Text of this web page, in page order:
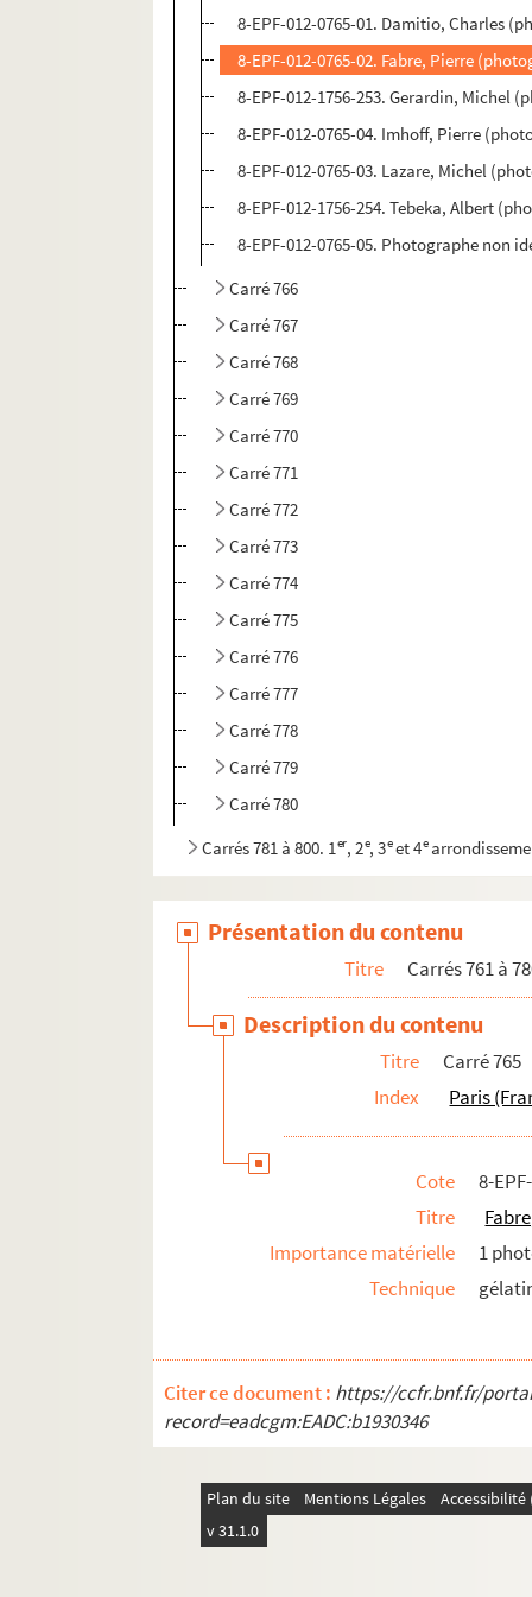
8-EPF-012-0765-01. Damitio, Charles
8-EPF-012-0765-02. Fabre, Pierre
8-EPF-012-1756-253. Gerardin, Michel
8-EPF-012-0765-04. Imhoff, Pierre
8-EPF-012-0765-03. Lazare, Michel
8-EPF-012-1756-254. Tebeka, Albert
8-EPF-012-0765-05. Photographe non
Carré 766
Carré 767
Carré 768
Carré 769
Carré 770
Carré 771
Carré 772
Carré 773
Carré 774
Carré 775
Carré 776
Carré 777
Carré 778
Carré 779
Carré 780
Carrés 781 à 800. 1er, 2e, 3eet 4e
Carrés 821 à 840. 11
et 20
arrondissements
Carrés 841 à 860. 11 et 20
arrondissements
Carrés 861 à 880. 20 arrondissement
Carrés 881 à 887. 16earrondissement, Bois
arrondissement, Bois de
Présentation du contenu
Titre Carrés 761 à
Description du contenu
Titre
Carré 765
Index
Paris
Cote
8-
Titre
Importance matérielle
1
Technique
Citer ce document : https://ccfr.bnf.fr/
record=eadcgm:EADC:b1930346
Plan du site Mentions Légales
v 31.1.0